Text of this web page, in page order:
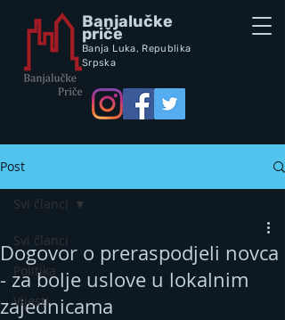
Banjalučke
priče
Banja Luka, Republika
Srpska
Post
Svi članci
Politika
Vijesti
Svi članci
Dogovor o preraspodjeli novca
- za bolje uslove u lokalnim
zajednicama